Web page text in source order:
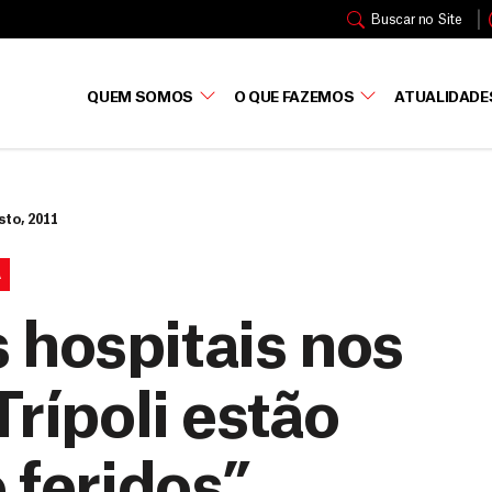
Buscar no Site
QUEM SOMOS O QUE FAZEMOS
2011
hospitais nos
estão